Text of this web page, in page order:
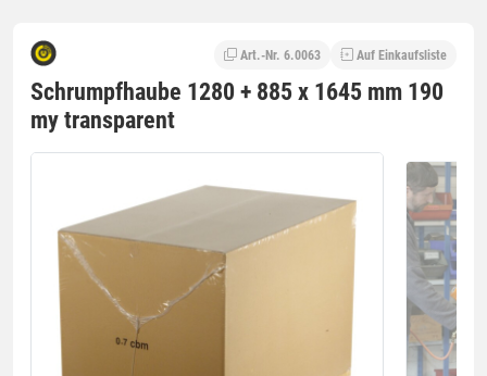
Art.-Nr. 6.0063 Auf Einkaufsliste
Schrumpfhaube 1280 + 885 x 1645 mm 190
my transparent